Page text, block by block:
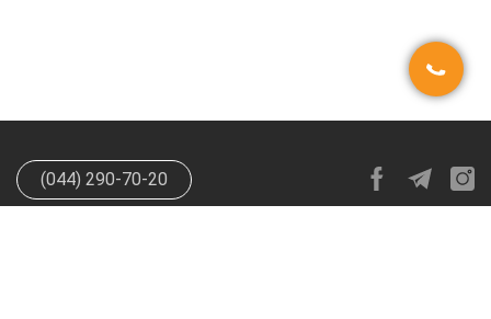
(044) 290-70-20